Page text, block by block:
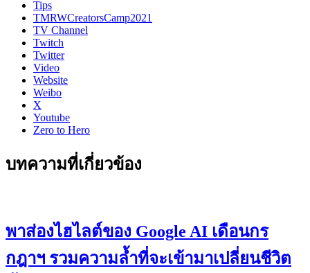
Tips
TMRWCreatorsCamp2021
TV Channel
Twitch
Twitter
Video
Website
Weibo
X
Youtube
Zero to Hero
บทความที่เกี่ยวข้อง
พาส่องไฮไลต์ของ Google AI เดือนกร
กฎาฯ รวมความล้ำที่จะเข้ามาเปลี่ยนชีวิต